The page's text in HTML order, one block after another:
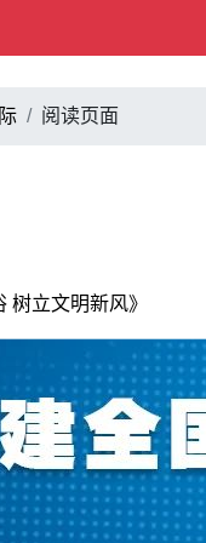
阅读页面
树立文明新风》